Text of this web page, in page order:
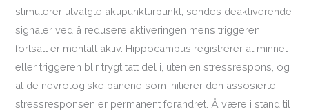
stimulerer utvalgte akupunkturpunkt, sendes deaktiverende
signaler ved å redusere aktiveringen mens triggeren
fortsatt er mentalt aktiv. Hippocampus registrerer at minnet
eller triggeren blir trygt tatt del i, uten en stressrespons, og
at de nevrologiske banene som initierer den assosierte
stressresponsen er permanent forandret. Å være i stand til